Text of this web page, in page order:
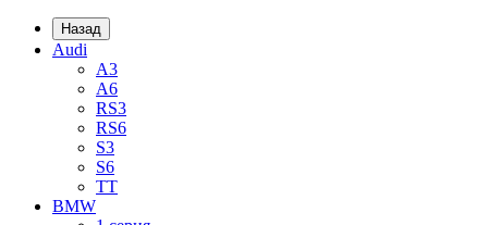
Назад
Audi
A3
A6
RS3
RS6
S3
S6
TT
BMW